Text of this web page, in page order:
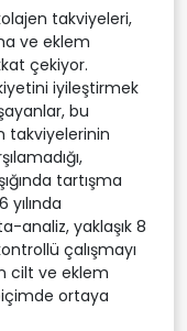
takviyeleri,
ve eklem
çekiyor.
iyileştirmek
bu
takviyelerinin
tartışma
analiz, yaklaşık 8
çalışmayı
cilt ve eklem
ortaya